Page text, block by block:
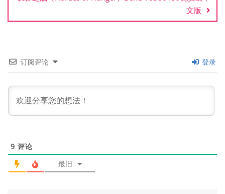
文版
订阅评论 登录
9 评论
最旧